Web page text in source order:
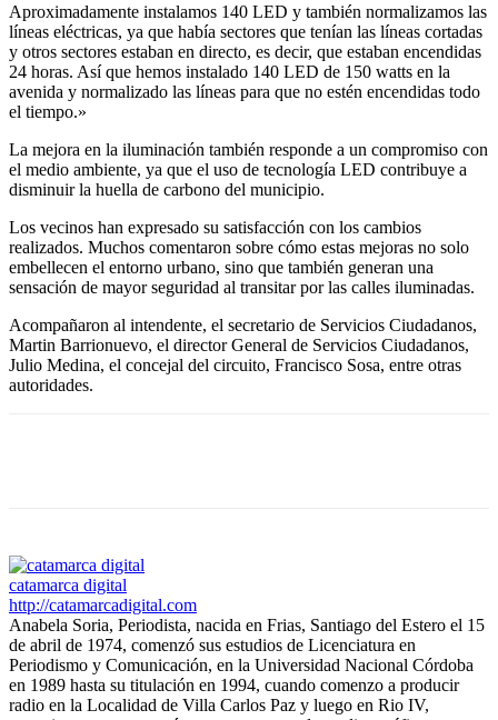
Aproximadamente instalamos 140 LED y también normalizamos las
líneas eléctricas, ya que había sectores que tenían las líneas cortadas
y otros sectores estaban en directo, es decir, que estaban encendidas
24 horas. Así que hemos instalado 140 LED de 150 watts en la
avenida y normalizado las líneas para que no estén encendidas todo
el tiempo.»
La mejora en la iluminación también responde a un compromiso con
el medio ambiente, ya que el uso de tecnología LED contribuye a
disminuir la huella de carbono del municipio.
Los vecinos han expresado su satisfacción con los cambios
realizados. Muchos comentaron sobre cómo estas mejoras no solo
embellecen el entorno urbano, sino que también generan una
sensación de mayor seguridad al transitar por las calles iluminadas.
Acompañaron al intendente, el secretario de Servicios Ciudadanos,
Martin Barrionuevo, el director General de Servicios Ciudadanos,
Julio Medina, el concejal del circuito, Francisco Sosa, entre otras
autoridades.
catamarca digital
http://catamarcadigital.com
Anabela Soria, Periodista, nacida en Frias, Santiago del Estero el 15
de abril de 1974, comenzó sus estudios de Licenciatura en
Periodismo y Comunicación, en la Universidad Nacional Córdoba
en 1989 hasta su titulación en 1994, cuando comenzo a producir
radio en la Localidad de Villa Carlos Paz y luego en Rio IV,